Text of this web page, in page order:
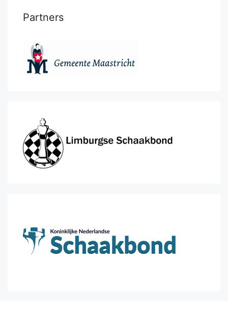
Partners